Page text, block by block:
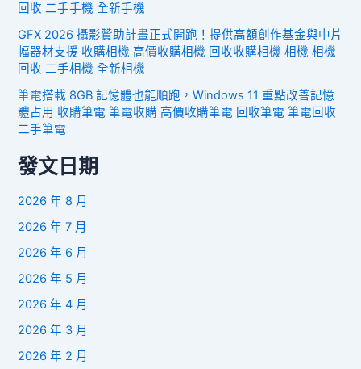
回收 二手手機 全新手機
GFX 2026 攝影贊助計畫正式開跑！提供高額創作基金與中片
幅器材支援 收購相機 高價收購相機 回收收購相機 相機 相機
回收 二手相機 全新相機
筆電搭載 8GB 記憶體也能順跑，Windows 11 重點改善記憶
體占用 收購筆電 筆電收購 高價收購筆電 回收筆電 筆電回收
二手筆電
發文日期
2026 年 8 月
2026 年 7 月
2026 年 6 月
2026 年 5 月
2026 年 4 月
2026 年 3 月
2026 年 2 月